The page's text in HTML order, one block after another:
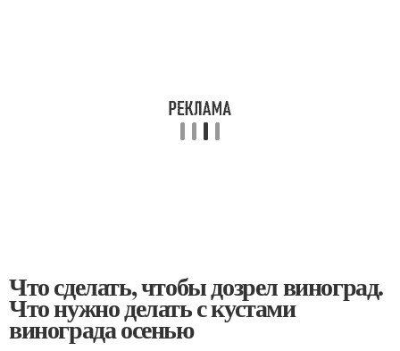
Что сделать, чтобы дозрел виноград.
Что нужно делать с кустами
винограда осенью